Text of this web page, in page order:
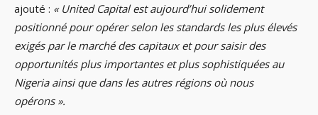
ajouté : « United Capital est aujourd’hui solidement
positionné pour opérer selon les standards les plus élevés
exigés par le marché des capitaux et pour saisir des
opportunités plus importantes et plus sophistiquées au
Nigeria ainsi que dans les autres régions où nous
opérons ».